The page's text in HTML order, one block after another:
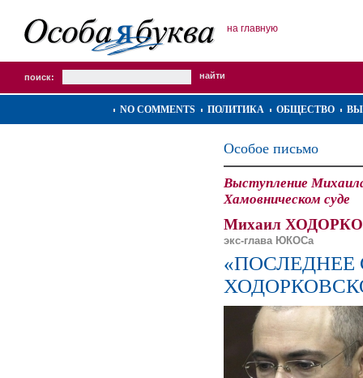
на главную
поиск:
NO COMMENTS ПОЛИТИКА ОБЩЕСТВО
Особое письмо
Выступление
Хамовническом суде
Михаил
экс-глава ЮКОСа